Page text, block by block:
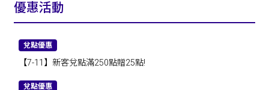
優惠活動
兌點優惠
【7-11】新客兌點滿250點贈25點!
兌點優惠